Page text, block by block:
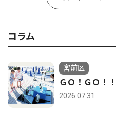
コラム
宮前区
ＧＯ！ＧＯ！
2026.07.31